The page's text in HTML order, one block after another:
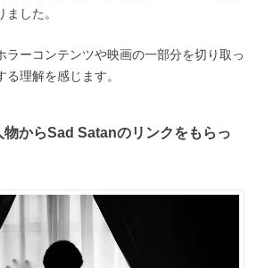
した。
ラーコンテンツや映画の一部分を切り取っ
理解を感じます。
物からSad Satanのリンクをもらっ